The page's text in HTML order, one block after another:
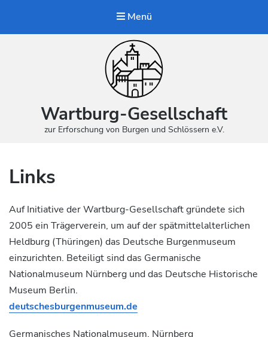
Menü
Wartburg-Gesellschaft
zur Erforschung von Burgen und Schlössern e.V.
Links
Auf Initiative der Wartburg-Gesellschaft gründete sich
2005 ein Trägerverein, um auf der spätmittelalterlichen
Heldburg (Thüringen) das Deutsche Burgenmuseum
einzurichten. Beteiligt sind das Germanische
Nationalmuseum Nürnberg und das Deutsche Historische
Museum Berlin.
deutschesburgenmuseum.de
Germanisches Nationalmuseum, Nürnberg